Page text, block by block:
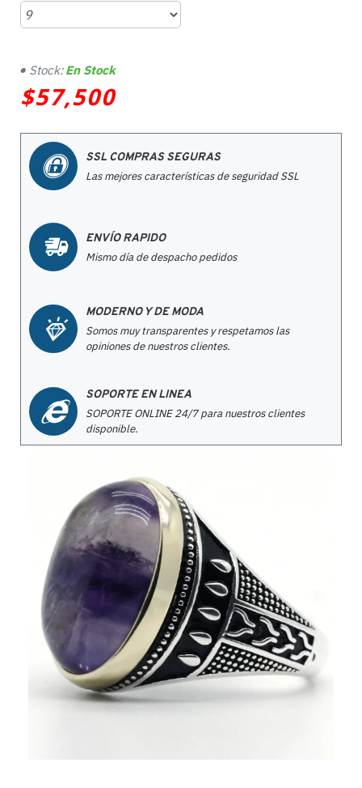
$57,500
Stock: En Stock
SSL COMPRAS SEGURAS
Las mejores características de seguridad SSL
ENVÍO RAPIDO
Mismo día de despacho pedidos
MODERNO Y DE MODA
Somos muy transparentes y respetamos las
opiniones de nuestros clientes.
SOPORTE EN LINEA
SOPORTE ONLINE 24/7 para nuestros clientes
disponible.